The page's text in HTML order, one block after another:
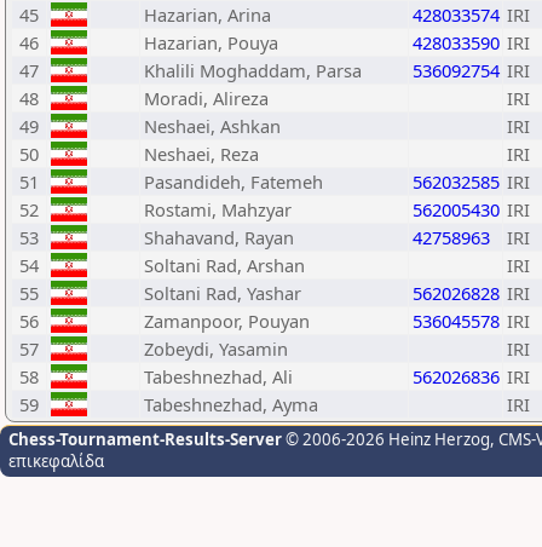
45
Hazarian, Arina 428033574 IRI
46
Hazarian, Pouya 428033590 IRI
47
Khalili Moghaddam, Parsa 536092754 IRI
48
Moradi, Alireza
IRI
49
Neshaei, Ashkan
IRI
50
Neshaei, Reza
IRI
51
Pasandideh, Fatemeh 562032585 IRI
52
Rostami, Mahzyar 562005430 IRI
53
Shahavand, Rayan 42758963
IRI
54
Soltani Rad, Arshan
IRI
55
Soltani Rad, Yashar 562026828 IRI
56
Zamanpoor, Pouyan 536045578 IRI
57
Zobeydi, Yasamin
IRI
58
Tabeshnezhad, Ali 562026836 IRI
59
Tabeshnezhad, Ayma IRI
Chess-Tournament-Results-Server© 2006-2026 Heinz Herzog,
επικεφαλίδα